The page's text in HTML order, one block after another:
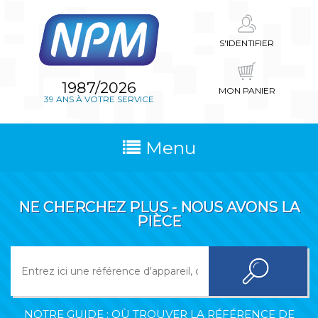
1987/2026
39 ANS À VOTRE SERVICE
S'IDENTIFIER
MON PANIER
Menu
NE CHERCHEZ PLUS - NOUS AVONS LA
PIÈCE
NOTRE GUIDE : OÙ TROUVER LA RÉFÉRENCE DE